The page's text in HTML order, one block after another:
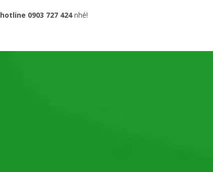
hotline 0903 727 424nhé!